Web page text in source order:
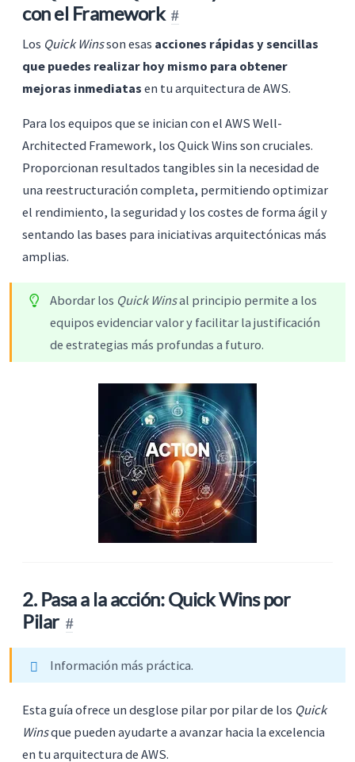
con el Framework
Los Quick Winsson esas acciones rápidas y sencillas
que puedes realizar hoy mismo para obtener
mejoras inmediatas en tu arquitectura de AWS.
Para los equipos que se inician con el AWS Well-
Architected Framework, los Quick Wins son cruciales.
Proporcionan resultados tangibles sin la necesidad de
una reestructuración completa, permitiendo optimizar
el rendimiento, la seguridad y los costes de forma ágil y
sentando las bases para iniciativas arquitectónicas más
amplias.
Abordar los Quick Winsal principio permite a los
equipos evidenciar valor y facilitar la justificación
de estrategias más profundas a futuro.
2. Pasa a la acción: Quick Wins por
Pilar
Información más práctica.
Esta guía ofrece un desglose pilar por pilar de los Quick
Winsque pueden ayudarte a avanzar hacia la excelencia
en tu arquitectura de AWS.